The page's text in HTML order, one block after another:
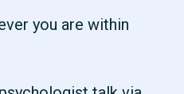
you are within